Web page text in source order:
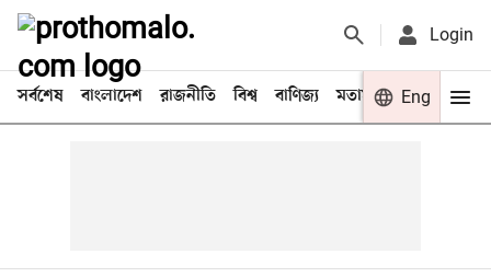
Login
সর্বশেষ বাংলাদেশ রাজনীতি বিশ্ব বাণিজ্য মতামত খেলা
Eng